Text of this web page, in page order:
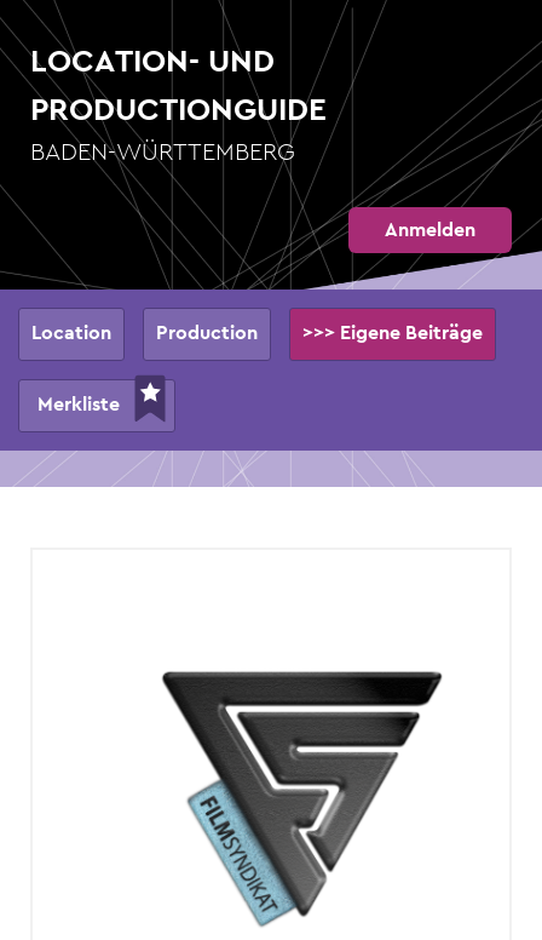
Direkt
zum
Inhalt
LOCATION- UND
PRODUCTIONGUIDE
BADEN-WÜRTTEMBERG
Anmelden
Hauptnavigation
Location Production >>> Eigene Beiträge
Merkliste